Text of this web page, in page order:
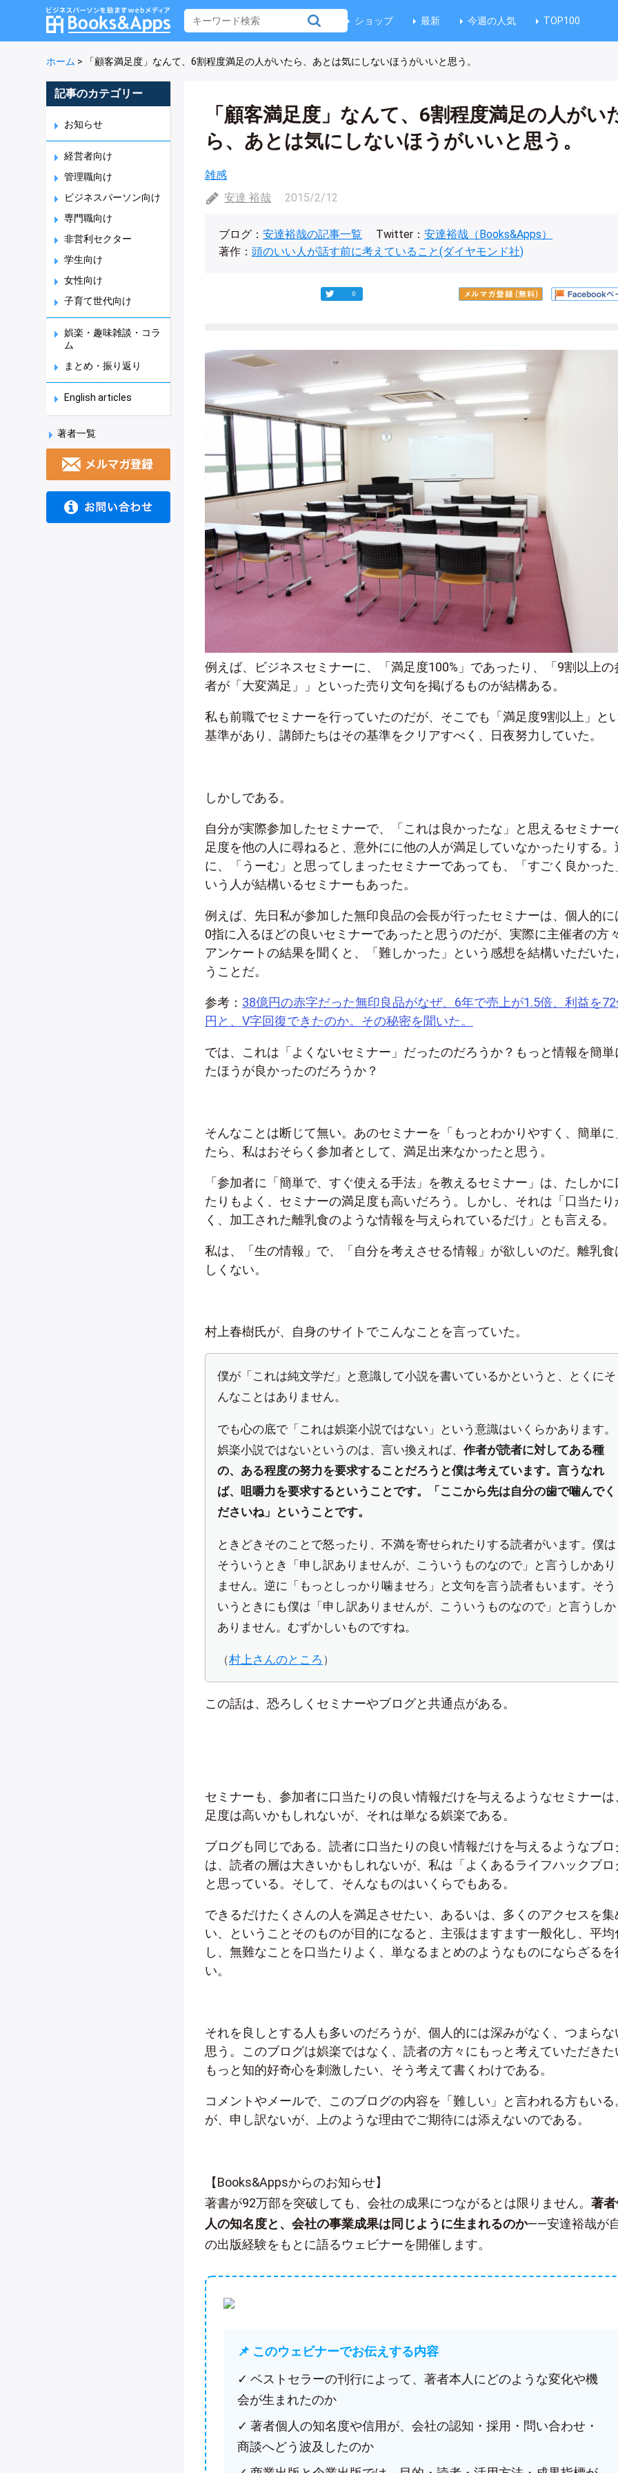
ショップ 最新 今週の人気 TOP100
ホーム > 「顧客満足度」なんて、6割程度満足の人がいたら、あとは気にしないほうがいいと思う。
記事のカテゴリー
お知らせ
経営者向け
管理職向け
ビジネスパーソン向け
専門職向け
非営利セクター
学生向け
女性向け
子育て世代向け
娯楽・趣味雑談・コラ
ム
まとめ・振り返り
English articles
著者一覧
「顧客満足度」なんて、6割程度満足の人がい
ら、あとは気にしないほうがいいと思う。
雑感
安達 裕哉
2015/2/12
ブログ： 安達裕哉の記事一覧 Twitter： 安達裕哉（Books&Apps）
著作： 頭のいい人が話す前に考えていること(ダイヤモンド社)
0
例えば、ビジネスセミナーに、「満足度100%」であったり、「9割以上の
者が「大変満足」」といった売り文句を掲げるものが結構ある。
私も前職でセミナーを行っていたのだが、そこでも「満足度9割以上」と
基準があり、講師たちはその基準をクリアすべく、日夜努力していた。
しかしである。
自分が実際参加したセミナーで、「これは良かったな」と思えるセミナー
足度を他の人に尋ねると、意外にに他の人が満足していなかったりする。
に、「うーむ」と思ってしまったセミナーであっても、「すごく良かった
いう人が結構いるセミナーもあった。
例えば、先日私が参加した無印良品の会長が行ったセミナーは、個人的に
0指に入るほどの良いセミナーであったと思うのだが、実際に主催者の方
アンケートの結果を聞くと、「難しかった」という感想を結構いただいた
うことだ。
参考： 38億円の赤字だった無印良品がなぜ、6年で売上が1.5倍、利益を
円と、V字回復できたのか。その秘密を聞いた。
では、これは「よくないセミナー」だったのだろうか？もっと情報を簡単
たほうが良かったのだろうか？
そんなことは断じて無い。あのセミナーを「もっとわかりやすく、簡単に
たら、私はおそらく参加者として、満足出来なかったと思う。
「参加者に「簡単で、すぐ使える手法」を教えるセミナー」は、たしかに
たりもよく、セミナーの満足度も高いだろう。しかし、それは「口当たり
く、加工された離乳食のような情報を与えられているだけ」とも言える。
私は、「生の情報」で、「自分を考えさせる情報」が欲しいのだ。離乳食
しくない。
村上春樹氏が、自身のサイトでこんなことを言っていた。
僕が「これは純文学だ」と意識して小説を書いているかというと、とくにそ
んなことはありません。
でも心の底で「これは娯楽小説ではない」という意識はいくらかあります。
娯楽小説ではないというのは、言い換えれば、 作者が読者に対してある種
の、ある程度の努力を要求することだろうと僕は考えています。言うなれ
ば、咀嚼力を要求するということです。
「ここから先は自分の歯で噛んでく
ださいね」ということです。
ときどきそのことで怒ったり、不満を寄せられたりする読者がいます。僕は
そういうとき「申し訳ありませんが、こういうものなので」と言うしかあり
ません。逆に「もっとしっかり噛ませろ」と文句を言う読者もいます。そう
いうときにも僕は「申し訳ありませんが、こういうものなので」と言うしか
ありません。むずかしいものですね。
（村上さんのところ ）
この話は、恐ろしくセミナーやブログと共通点がある。
セミナーも、参加者に口当たりの良い情報だけを与えるようなセミナーは
足度は高いかもしれないが、それは単なる娯楽である。
ブログも同じである。読者に口当たりの良い情報だけを与えるようなブロ
は、読者の層は大きいかもしれないが、私は「よくあるライフハックブロ
と思っている。そして、そんなものはいくらでもある。
できるだけたくさんの人を満足させたい、あるいは、多くのアクセスを集
い、ということそのものが目的になると、主張はますます一般化し、平均
し、無難なことを口当たりよく、単なるまとめのようなものにならざるを
い。
それを良しとする人も多いのだろうが、個人的には深みがなく、つまらな
思う。このブログは娯楽ではなく、読者の方々にもっと考えていただきた
もっと知的好奇心を刺激したい、そう考えて書くわけである。
コメントやメールで、このブログの内容を「難しい」と言われる方もいる
が、申し訳ないが、上のような理由でご期待には添えないのである。
【Books&Appsからのお知らせ】
著書が92万部を突破しても、会社の成果につながるとは限りません。 著
人の知名度と、会社の事業成果は同じように生まれるのか——安達裕哉が
の出版経験をもとに語るウェビナーを開催します。
📌 このウェビナーでお伝えする内容
✓ ベストセラーの刊行によって、著者本人にどのような変化や機
会が生まれたのか
✓ 著者個人の知名度や信用が、会社の認知・採用・問い合わせ・
商談へどう波及したのか